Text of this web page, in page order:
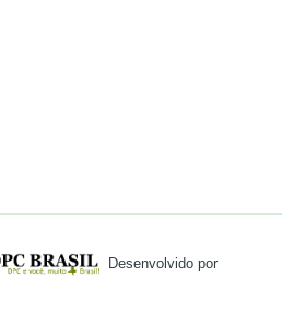
Desenvolvido por